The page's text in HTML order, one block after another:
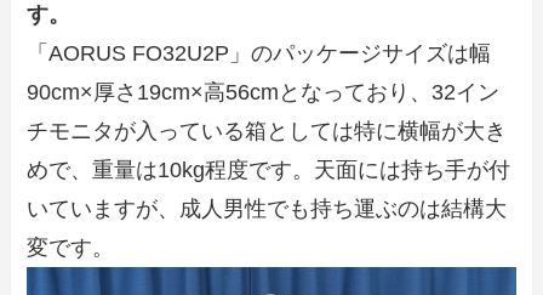
す。
「AORUS FO32U2P」のパッケージサイズは幅
90cm×厚さ19cm×高56cmとなっており、32イン
チモニタが入っている箱としては特に横幅が大き
めで、重量は10kg程度です。天面には持ち手が付
いていますが、成人男性でも持ち運ぶのは結構大
変です。